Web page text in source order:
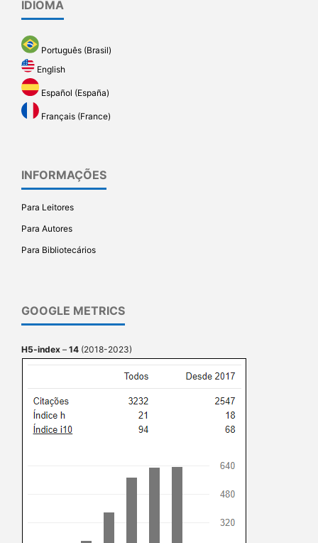
IDIOMA
Português (Brasil)
English
Español (España)
Français (France)
INFORMAÇÕES
Para Leitores
Para Autores
Para Bibliotecários
GOOGLE METRICS
H5-index – 14 (2018-2023)